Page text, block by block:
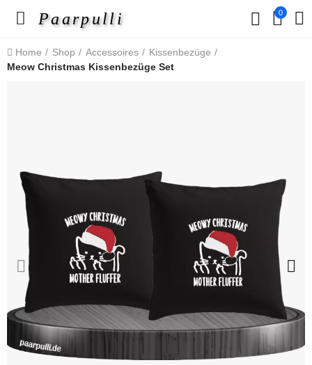
Paarpulli 0
Home Shop Accessoires
Kissenbezüge
Meow Christmas Kissenbezüge Set